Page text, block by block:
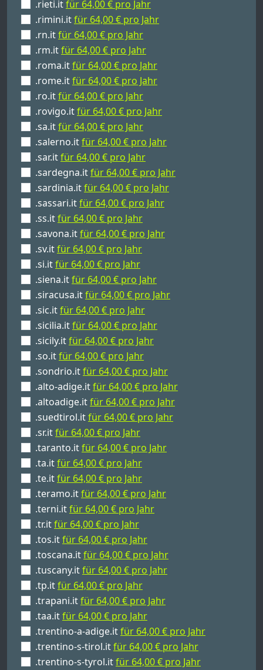
.rieti.itfür 64,00 € pro Jahr
.rimini.itfür 64,00 € pro Jahr
.rn.itfür 64,00 € pro Jahr
.rm.itfür 64,00 € pro Jahr
.roma.itfür 64,00 € pro Jahr
.rome.itfür 64,00 € pro Jahr
.ro.itfür 64,00 € pro Jahr
.rovigo.itfür 64,00 € pro Jahr
.sa.itfür 64,00 € pro Jahr
.salerno.itfür 64,00 € pro Jahr
.sar.itfür 64,00 € pro Jahr
.sardegna.itfür 64,00 € pro Jahr
.sardinia.itfür 64,00 € pro Jahr
.sassari.itfür 64,00 € pro Jahr
.ss.itfür 64,00 € pro Jahr
.savona.itfür 64,00 € pro Jahr
.sv.itfür 64,00 € pro Jahr
.si.itfür 64,00 € pro Jahr
.siena.itfür 64,00 € pro Jahr
.siracusa.itfür 64,00 € pro Jahr
.sic.itfür 64,00 € pro Jahr
.sicilia.itfür 64,00 € pro Jahr
.sicily.itfür 64,00 € pro Jahr
.so.itfür 64,00 € pro Jahr
.sondrio.itfür 64,00 € pro Jahr
.alto-adige.itfür 64,00 € pro Jahr
.altoadige.itfür 64,00 € pro Jahr
.suedtirol.itfür 64,00 € pro Jahr
.sr.itfür 64,00 € pro Jahr
.taranto.itfür 64,00 € pro Jahr
.ta.itfür 64,00 € pro Jahr
.te.itfür 64,00 € pro Jahr
.teramo.itfür 64,00 € pro Jahr
.terni.itfür 64,00 € pro Jahr
.tr.itfür 64,00 € pro Jahr
.tos.itfür 64,00 € pro Jahr
.toscana.itfür 64,00 € pro Jahr
.tuscany.itfür 64,00 € pro Jahr
.tp.itfür 64,00 € pro Jahr
.trapani.itfür 64,00 € pro Jahr
.taa.itfür 64,00 € pro Jahr
.trentino-a-adige.itfür 64,00 € pro Jahr
.trentino-s-tirol.itfür 64,00 € pro Jahr
.trentino-s-tyrol.itfür 64,00 € pro Jahr